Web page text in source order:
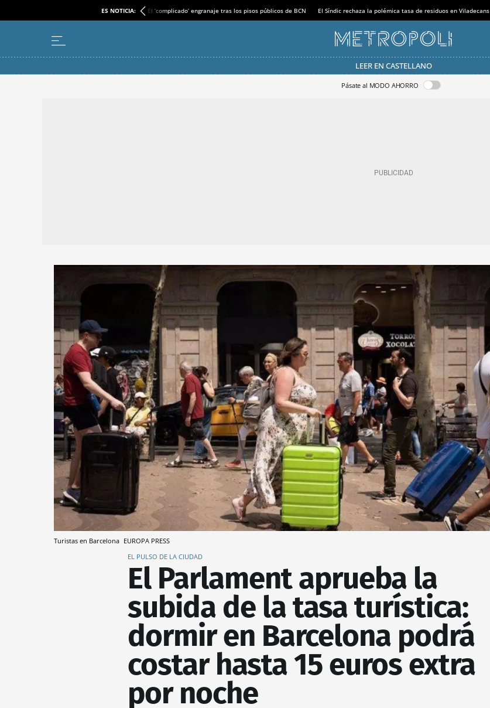
ES NOTICIA: El ‘complicado’ engranaje tras los pisos públicos de BCN El Síndic rechaza la polémica tasa de residuos en Viladecans
LEER EN CASTELLANO
Pásate al MODO AHORRO
Turistas en Barcelona EUROPA PRESS
EL PULSO DE LA CIUDAD
El Parlament aprueba la
subida de la tasa turística:
dormir en Barcelona podrá
costar hasta 15 euros extra
por noche